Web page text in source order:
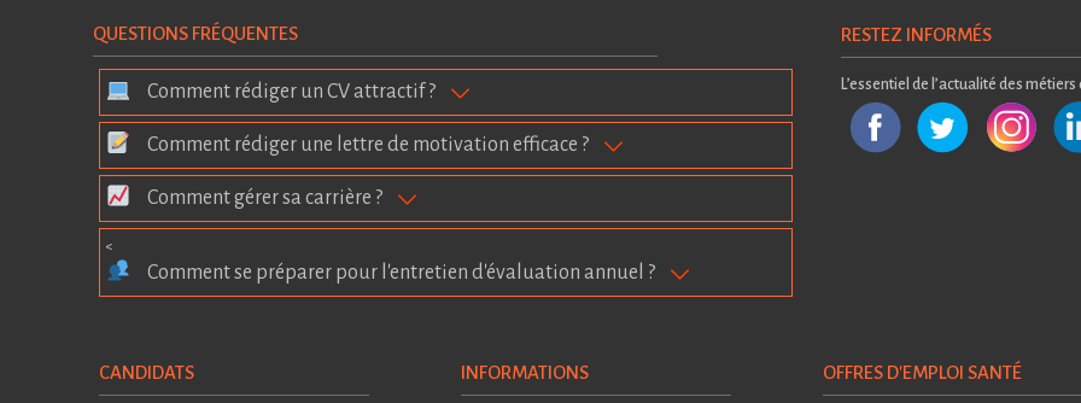
QUESTIONS FRÉQUENTES
Comment rédiger un CV attractif ?
Comment rédiger une lettre de motivation efficace ?
Comment gérer sa carrière ?
<
Comment se préparer pour l'entretien d'évaluation annuel ?
RESTEZ INFORMÉS
L’essentiel de l’actualité des métiers
CANDIDATS INFORMATIONS OFFRES D'EMPLOI SANTÉ